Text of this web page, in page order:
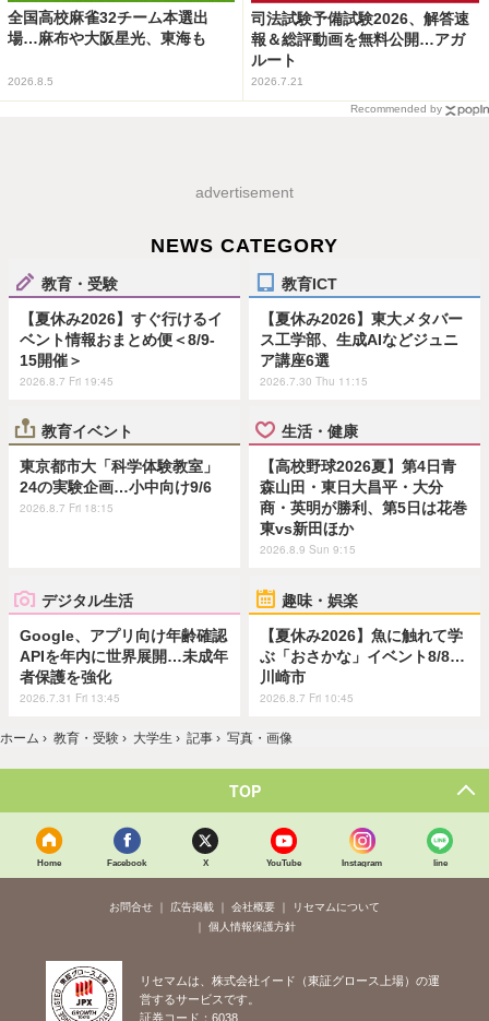
全国高校麻雀32チーム本選出
場…麻布や大阪星光、東海も
2026.8.5
司法試験予備試験2026、解答速
報＆総評動画を無料公開…アガ
ルート
2026.7.21
Recommended by
advertisement
NEWS CATEGORY
教育・受験
【夏休み2026】すぐ行けるイ
ベント情報おまとめ便＜8/9-
15開催＞
2026.8.7 Fri 19:45
教育ICT
【夏休み2026】東大メタバー
ス工学部、生成AIなどジュニ
ア講座6選
2026.7.30 Thu 11:15
教育イベント
東京都市大「科学体験教室」
24の実験企画…小中向け9/6
2026.8.7 Fri 18:15
生活・健康
【高校野球2026夏】第4日青
森山田・東日大昌平・大分
商・英明が勝利、第5日は花巻
東vs新田ほか
2026.8.9 Sun 9:15
デジタル生活
Google、アプリ向け年齢確認
APIを年内に世界展開…未成年
者保護を強化
2026.7.31 Fri 13:45
趣味・娯楽
【夏休み2026】魚に触れて学
ぶ「おさかな」イベント8/8…
川崎市
2026.8.7 Fri 10:45
ホーム › 教育・受験 › 大学生 › 記事 › 写真・画像
TOP
Home Facebook X YouTube Instagram line
お問合せ 広告掲載 会社概要
リセマムについて
個人情報保護方針
リセマムは、株式会社イード（東証グロース上場）の運
営するサービスです。
証券コード：6038